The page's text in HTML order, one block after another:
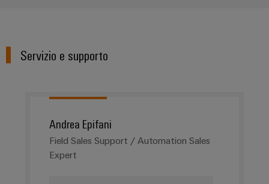
Servizio e supporto
Andrea Epifani
Field Sales Support / Automation Sales
Expert